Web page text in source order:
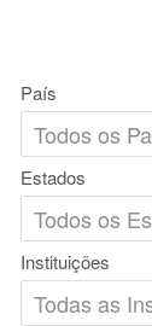
País
Estados
Instituições